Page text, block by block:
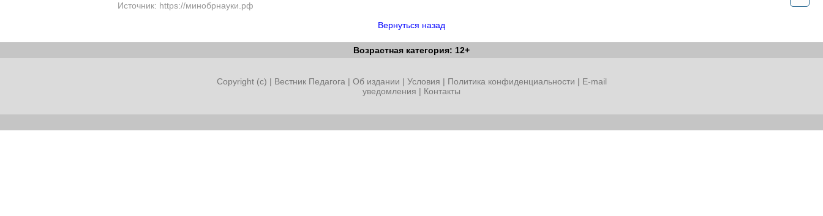
Источник: https://минобрнауки.рф
Вернуться назад
Возрастная категория: 12+
Copyright (c) | Вестник Педагога | Об издании | Условия | Политика конфиденциальности | E-mail
уведомления | Контакты